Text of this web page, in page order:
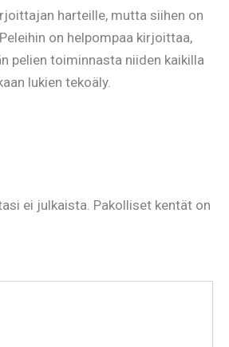
harteille, mutta siihen on
on helpompaa kirjoittaa,
pelien toiminnasta niiden kaikilla
lukien tekoäly.
ei julkaista. Pakolliset kentät on